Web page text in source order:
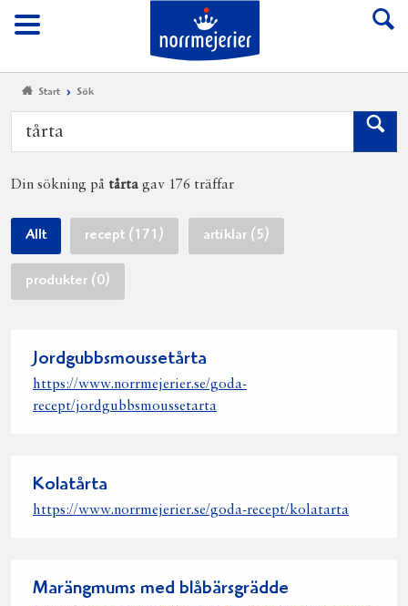
Meny
Till Norrmejerier
Start Sök
Din sökning på tårta gav 176 träffar
Allt recept (171) artiklar (5)
produkter (0)
Jordgubbsmoussetårta
https://www.norrmejerier.se/goda-
recept/jordgubbsmoussetarta
Kolatårta
https://www.norrmejerier.se/goda-recept/kolatarta
Marängmums med blåbärsgrädde